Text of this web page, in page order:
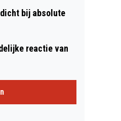
bij absolute
reactie van